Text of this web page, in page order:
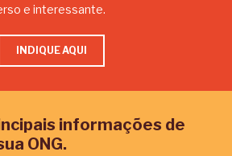
e interessante.
INDIQUE AQUI
informações de
ONG.